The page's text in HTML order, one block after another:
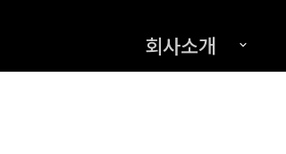
회사소개